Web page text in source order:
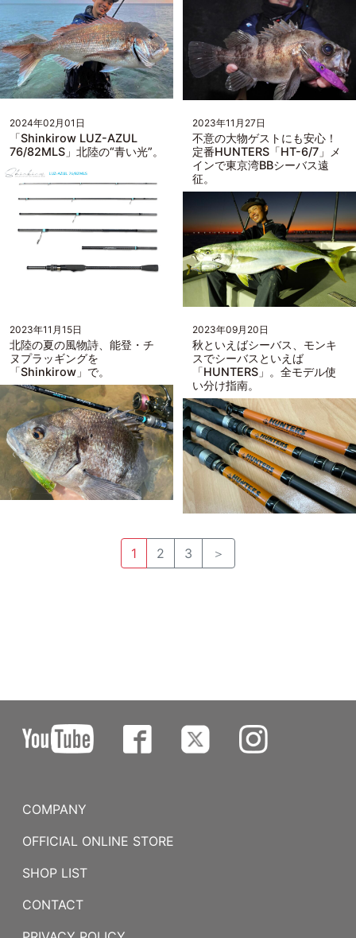
2024年02月01日
「Shinkirow LUZ-AZUL
76/82MLS」北陸の“青い光”。
2023年11月27日
不意の大物ゲストにも安心！
定番HUNTERS「HT-6/7」メ
インで東京湾BBシーバス遠
征。
2023年11月15日
北陸の夏の風物詩、能登・チ
ヌプラッギングを
「Shinkirow」で。
2023年09月20日
秋といえばシーバス、モンキ
スでシーバスといえば
「HUNTERS」。全モデル使
い分け指南。
1 2 3 ＞
COMPANY
OFFICIAL ONLINE STORE
SHOP LIST
CONTACT